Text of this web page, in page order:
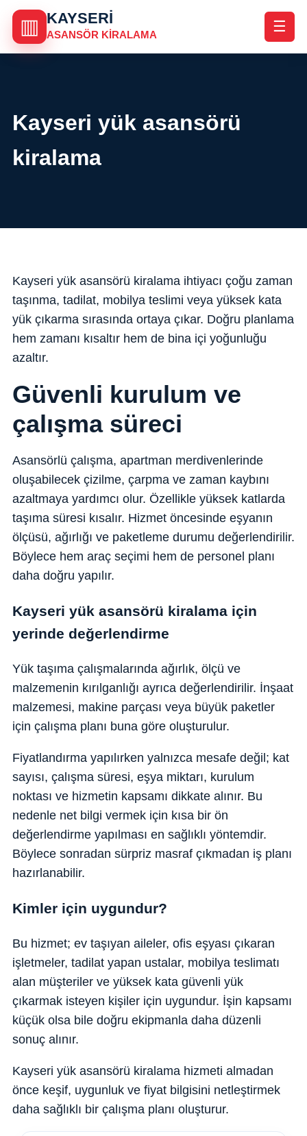
▥ KAYSERI
ASANSÖR KIRALAMA ☰
Kayseri yük asansörü
kiralama
Kayseri yük asansörü kiralama ihtiyacı çoğu zaman
taşınma, tadilat, mobilya teslimi veya yüksek kata
yük çıkarma sırasında ortaya çıkar. Doğru planlama
hem zamanı kısaltır hem de bina içi yoğunluğu
azaltır.
Güvenli kurulum ve
çalışma süreci
Asansörlü çalışma, apartman merdivenlerinde
oluşabilecek çizilme, çarpma ve zaman kaybını
azaltmaya yardımcı olur. Özellikle yüksek katlarda
taşıma süresi kısalır. Hizmet öncesinde eşyanın
ölçüsü, ağırlığı ve paketleme durumu değerlendirilir.
Böylece hem araç seçimi hem de personel planı
daha doğru yapılır.
Kayseri yük asansörü kiralama için
yerinde değerlendirme
Yük taşıma çalışmalarında ağırlık, ölçü ve
malzemenin kırılganlığı ayrıca değerlendirilir. İnşaat
malzemesi, makine parçası veya büyük paketler
için çalışma planı buna göre oluşturulur.
Fiyatlandırma yapılırken yalnızca mesafe değil; kat
sayısı, çalışma süresi, eşya miktarı, kurulum
noktası ve hizmetin kapsamı dikkate alınır. Bu
nedenle net bilgi vermek için kısa bir ön
değerlendirme yapılması en sağlıklı yöntemdir.
Böylece sonradan sürpriz masraf çıkmadan iş planı
hazırlanabilir.
Kimler için uygundur?
Bu hizmet; ev taşıyan aileler, ofis eşyası çıkaran
işletmeler, tadilat yapan ustalar, mobilya teslimatı
alan müşteriler ve yüksek kata güvenli yük
çıkarmak isteyen kişiler için uygundur. İşin kapsamı
küçük olsa bile doğru ekipmanla daha düzenli
sonuç alınır.
Kayseri yük asansörü kiralama hizmeti almadan
önce keşif, uygunluk ve fiyat bilgisini netleştirmek
daha sağlıklı bir çalışma planı oluşturur.